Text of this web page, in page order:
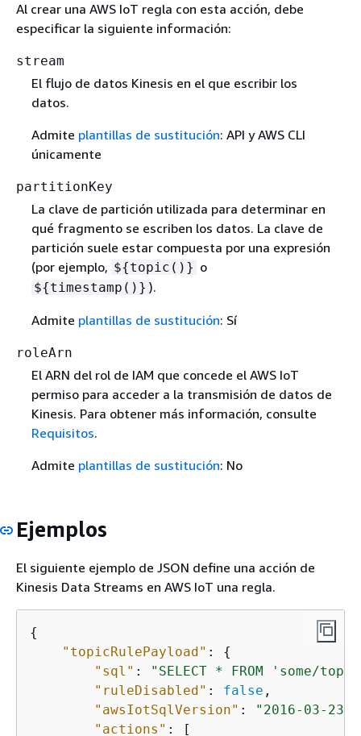
Al crear una AWS IoT regla con esta acción, debe
especificar la siguiente información:
stream
El flujo de datos Kinesis en el que escribir los
datos.
Admite plantillas de sustitución: API y AWS CLI
únicamente
partitionKey
La clave de partición utilizada para determinar en
qué fragmento se escriben los datos. La clave de
partición suele estar compuesta por una expresión
(por ejemplo, ${topic()} o
${timestamp()} ).
Admite plantillas de sustitución: Sí
roleArn
El ARN del rol de IAM que concede el AWS IoT
permiso para acceder a la transmisión de datos de
Kinesis. Para obtener más información, consulte
Requisitos.
Admite plantillas de sustitución: No
Ejemplos
El siguiente ejemplo de JSON define una acción de
Kinesis Data Streams en AWS IoT una regla.
{
"topicRulePayload" : {
"sql" :
"SELECT * FROM 'some/
"ruleDisabled" : false ,
"awsIotSqlVersion" : "2016-03-23"
"actions" : [